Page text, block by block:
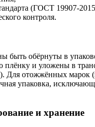
(ГОСТ 19907-
контроля.
быть обёрнуты в
плёнку и уложены в
Для отожжённых марок
упаковка,
и хранение